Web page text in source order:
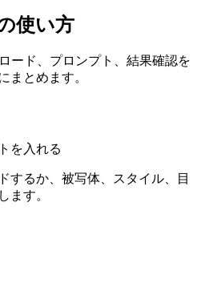
使い方
ード、プロンプト、結果確認を
まとめます。
を入れる
するか、被写体、スタイル、目
ます。